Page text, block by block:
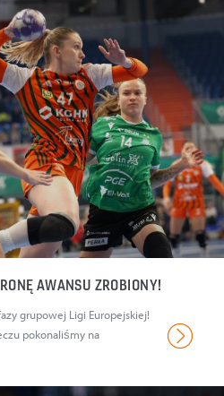
AWANSU ZROBIONY!
grupowej Ligi Europejskiej!
pokonaliśmy na